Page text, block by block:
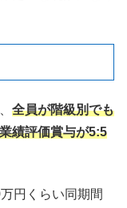
全員が階級別でも
績評価賞与が5:5
円くらい同期間